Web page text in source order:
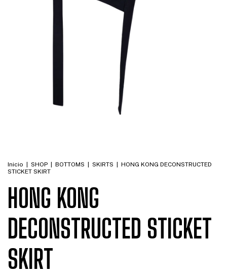
Inicio SHOP BOTTOMS SKIRTS
HONG KONG DECONSTRUCTED
STICKET SKIRT
HONG KONG
DECONSTRUCTED STICKET
SKIRT